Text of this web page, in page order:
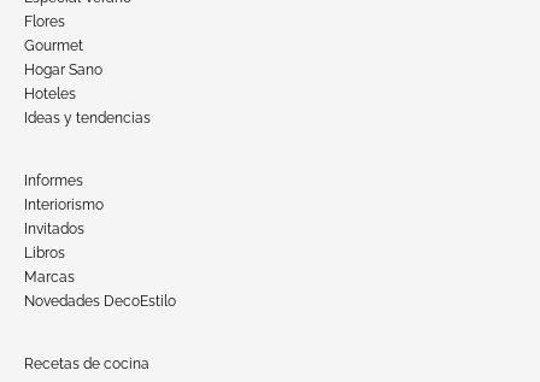
Flores
Gourmet
Hogar Sano
Hoteles
Ideas y tendencias
Informes
Interiorismo
Invitados
Libros
Marcas
Novedades DecoEstilo
Recetas de cocina